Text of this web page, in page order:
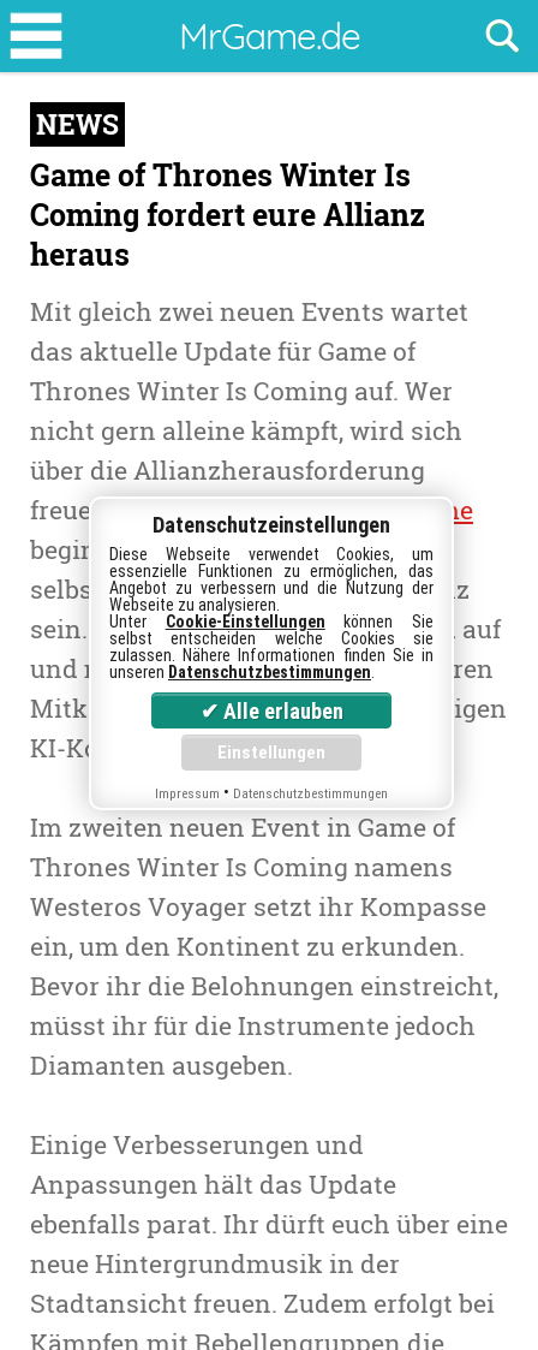
MrGame.de
Game
of
Thrones
Winter
Coming
fordert
Allianz
heraus
NEWS
Game of Thrones Winter Is
Coming fordert eure Allianz
heraus
Mit gleich zwei neuen Events wartet
das aktuelle Update für Game of
Thrones Winter Is Coming auf. Wer
nicht gern alleine kämpft, wird sich
über die Allianzherausforderung
freuen, die nun in dem Browsergame
beginnt. Dafür müsst ihr
selbstverständlich Teil einer Allianz
sein. Ruft das entsprechende Menü auf
und messt euch gemeinsam mit euren
Mitkämpfern mit besonders mächtigen
KI-Kommandanten.
Im zweiten neuen Event in Game of
Thrones Winter Is Coming namens
Westeros Voyager setzt ihr Kompasse
ein, um den Kontinent zu erkunden.
Bevor ihr die Belohnungen einstreicht,
müsst ihr für die Instrumente jedoch
Diamanten ausgeben.
Einige Verbesserungen und
Anpassungen hält das Update
ebenfalls parat. Ihr dürft euch über eine
neue Hintergrundmusik in der
Stadtansicht freuen. Zudem erfolgt bei
Kämpfen mit Rebellengruppen die
Datenschutzeinstellungen
Diese Webseite verwendet Cookies, um
essenzielle Funktionen zu ermöglichen, das
Angebot zu verbessern und die Nutzung der
Webseite zu analysieren.
Unter Cookie-Einstellungen können Sie
selbst entscheiden welche Cookies sie
zulassen. Nähere Informationen finden Sie in
unseren Datenschutzbestimmungen.
Impressum • Datenschutzbestimmungen